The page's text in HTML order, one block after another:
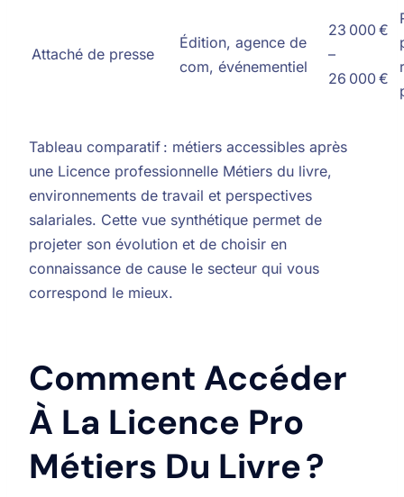
Attaché de presse
Édition, agence de
com, événementiel
23 000 €
–
26 000 €
Tableau comparatif : métiers accessibles après
une Licence professionnelle Métiers du livre,
environnements de travail et perspectives
salariales. Cette vue synthétique permet de
projeter son évolution et de choisir en
connaissance de cause le secteur qui vous
correspond le mieux.
Comment Accéder
À La Licence Pro
Métiers Du Livre ?